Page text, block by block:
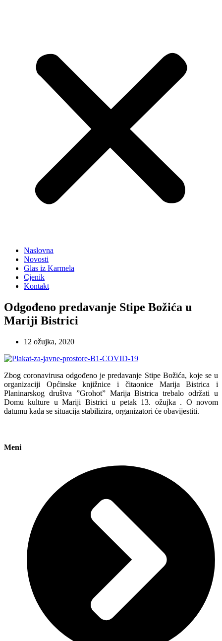
Naslovna
Novosti
Glas iz Karmela
Cjenik
Kontakt
Odgođeno predavanje Stipe Božića u
Mariji Bistrici
12 ožujka, 2020
Zbog coronavirusa odgođeno je predavanje Stipe Božića, koje se u
organizaciji Općinske knjižnice i čitaonice Marija Bistrica i
Planinarskog društva ”Grohot” Marija Bistrica trebalo održati u
Domu kulture u Mariji Bistrici u petak 13. ožujka . O novom
datumu kada se situacija stabilizira, organizatori će obavijestiti.
Meni